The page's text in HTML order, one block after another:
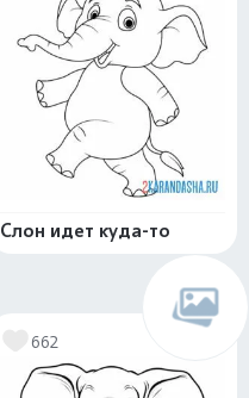
Слон идет куда-то
662